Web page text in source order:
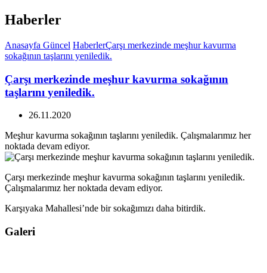
Haberler
Anasayfa Güncel HaberlerÇarşı merkezinde meşhur kavurma
sokağının taşlarını yeniledik.
Çarşı merkezinde meşhur kavurma sokağının
taşlarını yeniledik.
26.11.2020
Meşhur kavurma sokağının taşlarını yeniledik. Çalışmalarımız her
noktada devam ediyor.
Çarşı merkezinde meşhur kavurma sokağının taşlarını yeniledik.
Çalışmalarımız her noktada devam ediyor.
Karşıyaka Mahallesi’nde bir sokağımızı daha bitirdik.
Galeri